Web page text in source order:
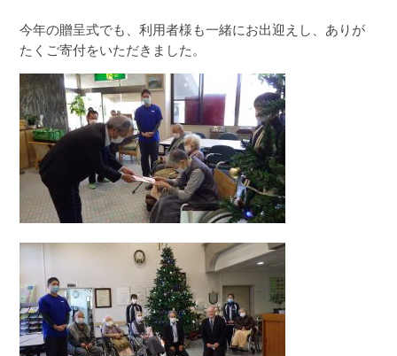
今年の贈呈式でも、利用者様も一緒にお出迎えし、ありが
たくご寄付をいただきました。